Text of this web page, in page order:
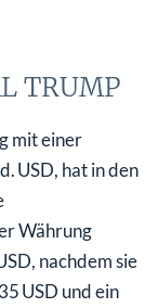
TRUMP
mit einer
USD, hat in den
Währung
nachdem sie
USD und ein